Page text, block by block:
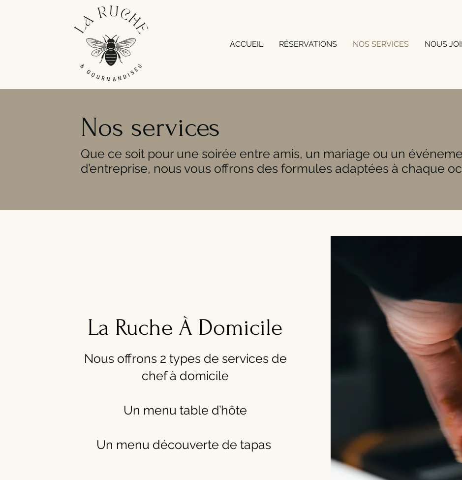
ACCUEIL RÉSERVATIONS NOS SERVICES NOUS
Nos services
Que ce soit pour une soirée entre amis, un mariage ou un
d’entreprise, nous vous offrons des formules adaptées à chaque
La Ruche À Domicile
Nous offrons 2 types de services de
chef à domicile
Un menu table d’hôte
Un menu découverte de tapas